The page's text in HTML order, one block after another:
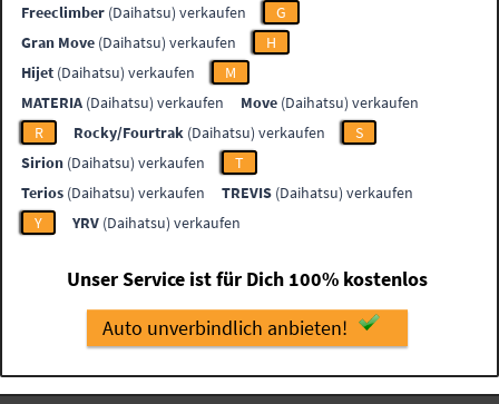
Freeclimber (Daihatsu) verkaufen
G
Gran Move (Daihatsu) verkaufen
H
Hijet (Daihatsu) verkaufen
M
MATERIA (Daihatsu) verkaufen Move (Daihatsu) verkaufen
R
Rocky/Fourtrak (Daihatsu) verkaufen
S
Sirion (Daihatsu) verkaufen
T
Terios (Daihatsu) verkaufen TREVIS (Daihatsu) verkaufen
Y
YRV (Daihatsu) verkaufen
Unser Service ist für Dich 100% kostenlos
Auto unverbindlich anbieten!